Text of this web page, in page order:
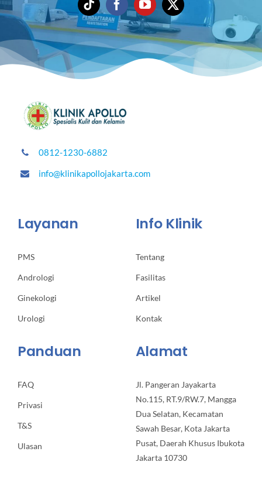
0812-1230-6882
info@klinikapollojakarta.com
Layanan
PMS
Andrologi
Ginekologi
Urologi
Info Klinik
Tentang
Fasilitas
Artikel
Kontak
Panduan
FAQ
Privasi
T&S
Ulasan
Alamat
Jl. Pangeran Jayakarta
No.115, RT.9/RW.7, Mangga
Dua Selatan, Kecamatan
Sawah Besar, Kota Jakarta
Pusat, Daerah Khusus Ibukota
Jakarta 10730